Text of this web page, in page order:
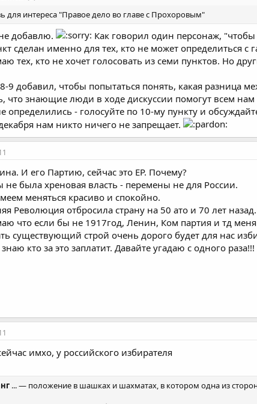
для интереса "Правое дело во главе с Прохоровым"
добавлю.
Как говорил один персонаж,
сделан именно для тех, кто не может определиться с
тех, кто не хочет голосовать из семи пунктов. Но
9 добавил, чтобы попытаться понять, какая разница
что знающие люди в ходе дискуссии помогут всем нам
определились - голосуйте по 10-му пункту и
нам никто ничего не запрещает.
И его Партию, сейчас это ЕР. Почему?
не была хреновая власть - перемены не для России.
меняться красиво и спокойно.
Революция отбросила страну на 50 ато и 70 лет назад.
что если бы не 1917год, Ленин, Ком партия и тд
существующий строй очень дорого будет для нас
кто за это заплатит. Давайте угадаю с одного раза!!!
имхо, у российского избирателя
... — положение в шашках и шахматах, в котором одна из